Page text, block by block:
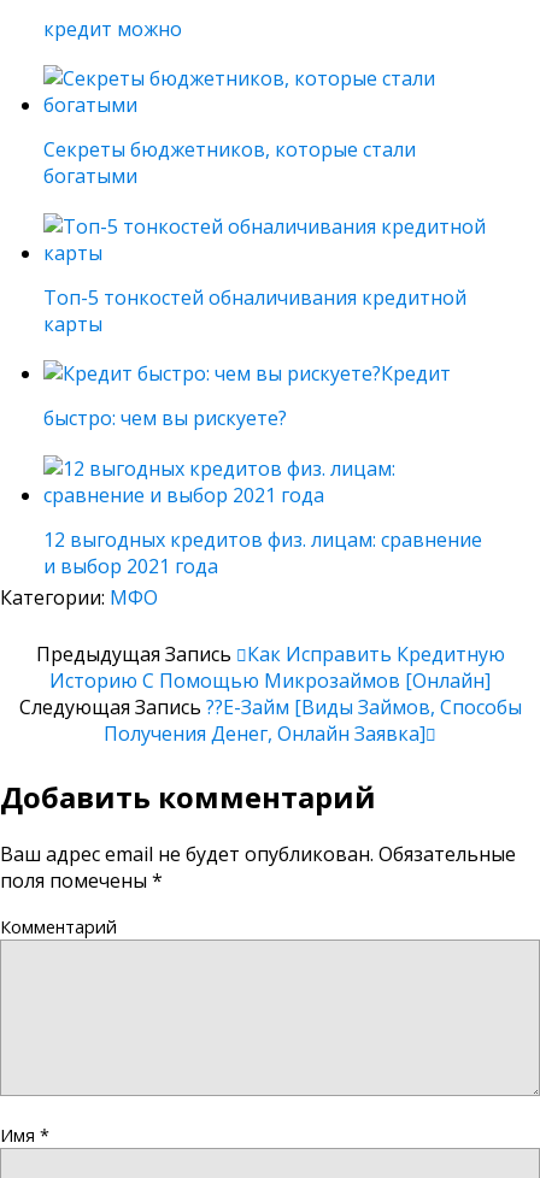
кредит можно
Секреты бюджетников, которые стали
богатыми
Топ-5 тонкостей обналичивания кредитной
карты
Кредит
быстро: чем вы рискуете?
12 выгодных кредитов физ. лицам: сравнение
и выбор 2021 года
Категории: МФО
Предыдущая Запись
Как Исправить Кредитную
Историю С Помощью Микрозаймов [онлайн]
Следующая Запись ??Е-Займ [виды Займов, Способы
Получения Денег, Онлайн Заявка]
Добавить комментарий
Ваш адрес email не будет опубликован. Обязательные
поля помечены *
Комментарий
Имя *